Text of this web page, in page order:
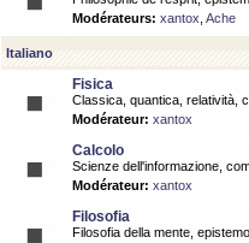
Modérateurs: xantox Ache
Italiano
Fisica
Classica, quantica, relatività,
Modérateur: xantox
Calcolo
Scienze dell'informazione,
Modérateur: xantox
Filosofia
Filosofia della mente,